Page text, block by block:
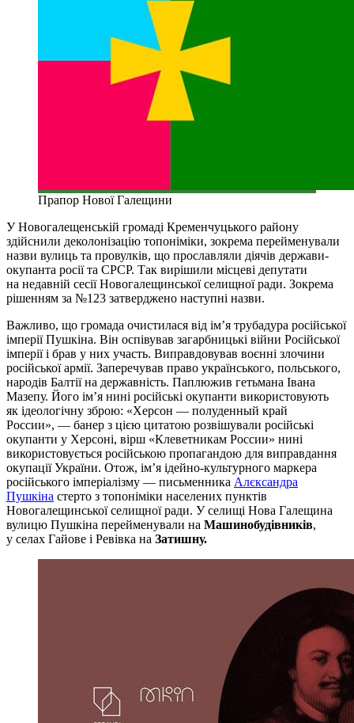
Прапор Нової Галещини
У Новогалещенській громаді Кременчуцького району
здійснили деколонізацію топоніміки, зокрема перейменували
назви вулиць та провулків, що прославляли діячів держави-
окупанта росії та СРСР. Так вирішили місцеві депутати
на недавній сесії Новогалещинської селищної ради. Зокрема
рішенням за №123 затверджено наступні назви.
Важливо, що громада очистилася від ім’я трубадура російської
імперії Пушкіна. Він оспівував загарбницькі війни Російської
імперії і брав у них участь. Виправдовував воєнні злочини
російської армії. Заперечував право українського, польського,
народів Балтії на державність. Паплюжив гетьмана Івана
Мазепу. Його ім’я нині російські окупанти використовують
як ідеологічну зброю: «Херсон — полуденный край
России», — банер з цією цитатою розвішували російські
окупанти у Херсоні, вірш «Клеветникам России» нині
використовується російською пропагандою для виправдання
окупації України. Отож, ім’я ідейно-культурного маркера
російського імперіалізму — письменника Алєксандра
Пушкіна стерто з топоніміки населених пунктів
Новогалещинської селищної ради. У селищі Нова Галещина
вулицю Пушкіна перейменували на Машинобудівників,
у селах Гайове і Ревівка на Затишну.